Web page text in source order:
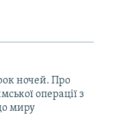
ночей. Про
операції з
миру